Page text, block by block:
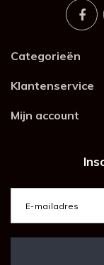
Categorieën
Klantenservice
Mijn account